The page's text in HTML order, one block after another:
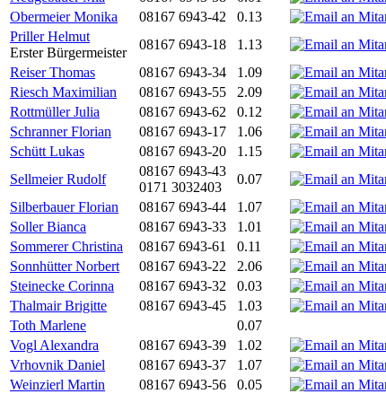
Obermeier Monika
08167 6943-42 0.13
Priller Helmut
Erster Bürgermeister
08167 6943-18 1.13
Reiser Thomas
08167 6943-34 1.09
Riesch Maximilian
08167 6943-55 2.09
Rottmüller Julia
08167 6943-62 0.12
Schranner Florian
08167 6943-17 1.06
Schütt Lukas
08167 6943-20 1.15
Sellmeier Rudolf
08167 6943-43
0171 3032403
0.07
Silberbauer Florian
08167 6943-44 1.07
Soller Bianca
08167 6943-33 1.01
Sommerer Christina
08167 6943-61 0.11
Sonnhütter Norbert
08167 6943-22 2.06
Steinecke Corinna
08167 6943-32 0.03
Thalmair Brigitte
08167 6943-45 1.03
Toth Marlene
0.07
Vogl Alexandra
08167 6943-39 1.02
Vrhovnik Daniel
08167 6943-37 1.07
Weinzierl Martin
08167 6943-56 0.05